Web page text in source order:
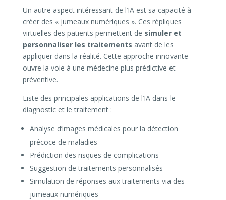
Un autre aspect intéressant de l’IA est sa capacité à
créer des « jumeaux numériques ». Ces répliques
virtuelles des patients permettent de simuler et
personnaliser les traitements avant de les
appliquer dans la réalité. Cette approche innovante
ouvre la voie à une médecine plus prédictive et
préventive.
Liste des principales applications de l’IA dans le
diagnostic et le traitement :
Analyse d’images médicales pour la détection
précoce de maladies
Prédiction des risques de complications
Suggestion de traitements personnalisés
Simulation de réponses aux traitements via des
jumeaux numériques